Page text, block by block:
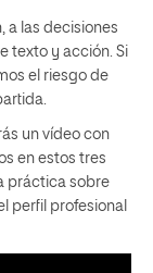
a las decisiones
texto y acción. Si
el riesgo de
un vídeo con
en estos tres
práctica sobre
perfil profesional